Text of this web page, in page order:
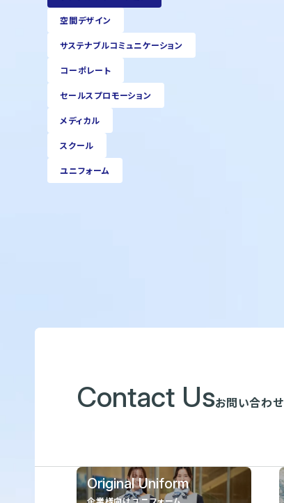
空間デザイン
サステナブルコミュニケーション
コーポレート
セールスプロモーション
メディカル
スクール
ユニフォーム
Contact Usお問い合わせ
Original Uniform
企業様向けユニフォーム